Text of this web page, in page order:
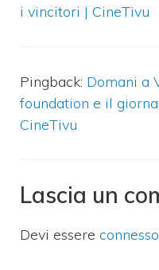
i vincitori | CineTivu
Pingback: Domani a
foundation e il
CineTivu
Lascia un
Devi essere connesso